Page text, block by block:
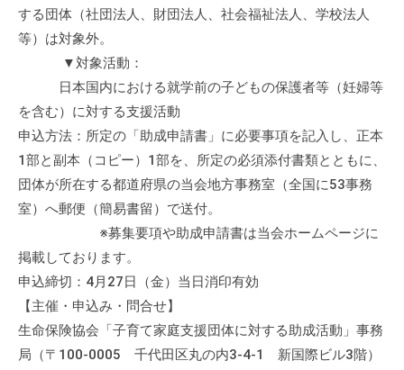
テ
ィ
動
の
支
援
や
動
に
関
す
る
する団体（社団法人、財団法人、社会福祉法人、学校法人
等）は対象外。
▼対象活動：
日本国内における就学前の子どもの保護者等（妊婦等
を含む）に対する支援活動
申込方法：所定の「助成申請書」に必要事項を記入し、正本
1部と副本（コピー）1部を、所定の必須添付書類とともに、
団体が所在する都道府県の当会地方事務室（全国に53事務
室）へ郵便（簡易書留）で送付。
※募集要項や助成申請書は当会ホームページに
掲載しております。
申込締切：4月27日（金）当日消印有効
【主催・申込み・問合せ】
生命保険協会「子育て家庭支援団体に対する助成活動」事務
局（〒100-0005 千代田区丸の内3-4-1 新国際ビル3階）